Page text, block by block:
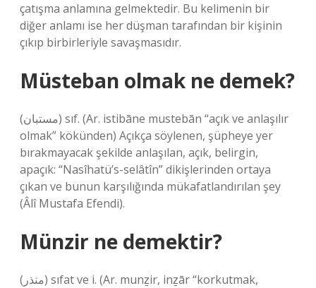
çatışma anlamına gelmektedir. Bu kelimenin bir
diğer anlamı ise her düşman tarafından bir kişinin
çıkıp birbirleriyle savaşmasıdır.
Müsteban olmak ne demek?
(ﻣﺴﺘﺒﺎﻥ) sıf. (Ar. istibāne mustebān “açık ve anlaşılır
olmak” kökünden) Açıkça söylenen, şüpheye yer
bırakmayacak şekilde anlaşılan, açık, belirgin,
apaçık: “Nasîhatü’s-selâtîn” dikişlerinden ortaya
çıkan ve bunun karşılığında mükafatlandırılan şey
(Âlî Mustafa Efendi).
Münzir ne demektir?
(ﻣﻨﺬﺭ) sıfat ve i. (Ar. munẕir, inẕār “korkutmak,